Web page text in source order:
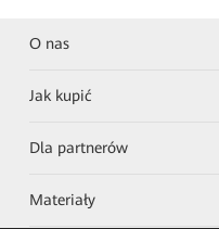
O nas
Jak kupić
Dla partnerów
Materiały